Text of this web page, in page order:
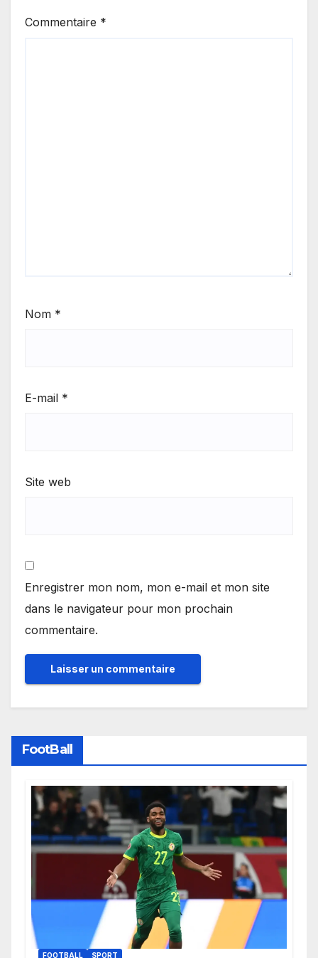
Commentaire *
Nom *
E-mail *
Site web
Enregistrer mon nom, mon e-mail et mon site
dans le navigateur pour mon prochain
commentaire.
FootBall
FOOTBALL SPORT